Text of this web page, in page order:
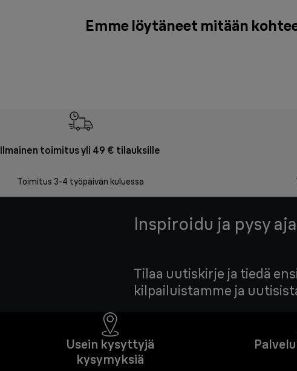
Emme löytäneet mitään
Ilmainen toimitus yli 49 € tilauksille
Toimitus 3-4 työpäivän kuluessa
Inspiroidu ja pysy
Tilaa uutiskirje ja tiedä
kilpailuistamme ja
Usein kysyttyjä
kysymyksiä